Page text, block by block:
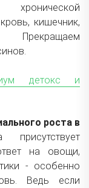
кишечник,
детокс и
роста в
на овощи,
- особенно
Ведь если